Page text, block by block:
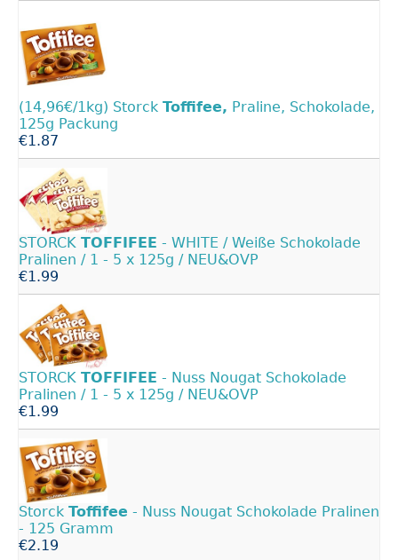
(14,96€/1kg) Storck Toffifee, Praline, Schokolade,
125g Packung
€1.87
STORCK TOFFIFEE - WHITE / Weiße Schokolade
Pralinen / 1 - 5 x 125g / NEU&OVP
€1.99
STORCK TOFFIFEE - Nuss Nougat Schokolade
Pralinen / 1 - 5 x 125g / NEU&OVP
€1.99
Storck Toffifee - Nuss Nougat Schokolade Pralinen
- 125 Gramm
€2.19